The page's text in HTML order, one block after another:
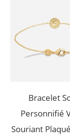
Bracelet
Personnifié
Souriant